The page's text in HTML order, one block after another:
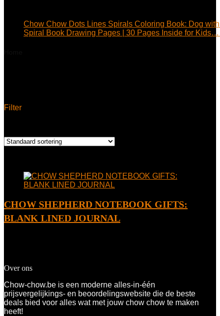
Chow Chow Dots Lines Spirals Coloring Book: Dog
Spiral Book Drawing Pages | 30 Pages Inside for Kids…
Filter
CHOW SHEPHERD NOTEBOOK GIFTS:
BLANK LINED JOURNAL
Over ons
Chow-chow.be is een moderne alles-in-één
prijsvergelijkings- en beoordelingswebsite die de beste
deals bied voor alles wat met jouw chow chow te maken
heeft!